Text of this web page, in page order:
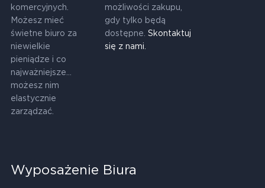
komercyjnych.
Możesz mieć
świetne biuro za
niewielkie
pieniądze i co
najważniejsze...
możesz nim
elastycznie
zarządzać.
możliwości zakupu,
gdy tylko będą
dostępne. Skontaktuj
się z nami.
Wyposażenie Biura